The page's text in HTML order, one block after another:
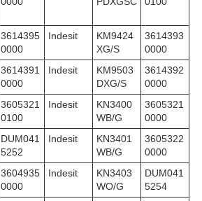
3614395
0000
Indesit
KM9424
XG/S
3614393
0000
3614391
0000
Indesit
KM9503
DXG/S
3614392
0000
3605321
0100
Indesit
KN3400
WB/G
3605321
0000
DUM041
5252
Indesit
KN3401
WB/G
3605322
0000
3604935
0000
Indesit
KN3403
WO/G
DUM041
5254